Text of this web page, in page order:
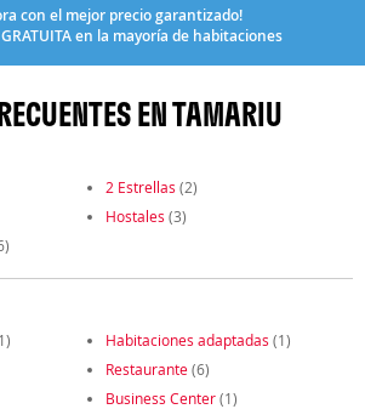
con el mejor precio garantizado!
GRATUITAen la mayoría de habitaciones
EN TAMARIU
2 Estrellas (2)
Hostales (3)
Habitaciones adaptadas (1)
Restaurante(6)
Business Center(1)